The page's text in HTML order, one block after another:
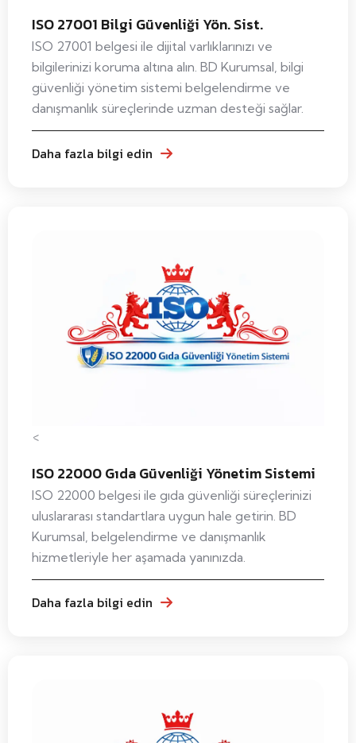
ISO 27001 Bilgi Güvenliği Yön. Sist.
ISO 27001 belgesi ile dijital varlıklarınızı ve
bilgilerinizi koruma altına alın. BD Kurumsal, bilgi
güvenliği yönetim sistemi belgelendirme ve
danışmanlık süreçlerinde uzman desteği sağlar.
Daha fazla bilgi edin
<
ISO 22000 Gıda Güvenliği Yönetim Sistemi
ISO 22000 belgesi ile gıda güvenliği süreçlerinizi
uluslararası standartlara uygun hale getirin. BD
Kurumsal, belgelendirme ve danışmanlık
hizmetleriyle her aşamada yanınızda.
Daha fazla bilgi edin